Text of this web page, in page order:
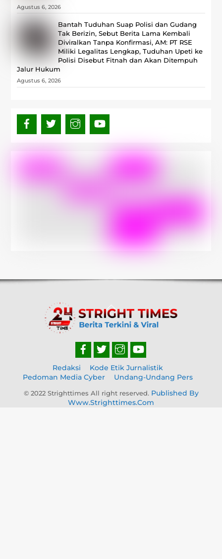
Agustus 6, 2026
Bantah Tuduhan Suap Polisi dan Gudang
Tak Berizin, Sebut Berita Lama Kembali
Diviralkan Tanpa Konfirmasi, ‎AM: PT RSE
Miliki Legalitas Lengkap, Tuduhan Upeti ke
Polisi Disebut Fitnah dan Akan Ditempuh
Jalur Hukum
Agustus 6, 2026
Back
To
Top
Redaksi
Kode Etik Jurnalistik
Pedoman Media Cyber
Undang-Undang Pers
© 2022 Strighttimes All right reserved. Published By
Www.strighttimes.com